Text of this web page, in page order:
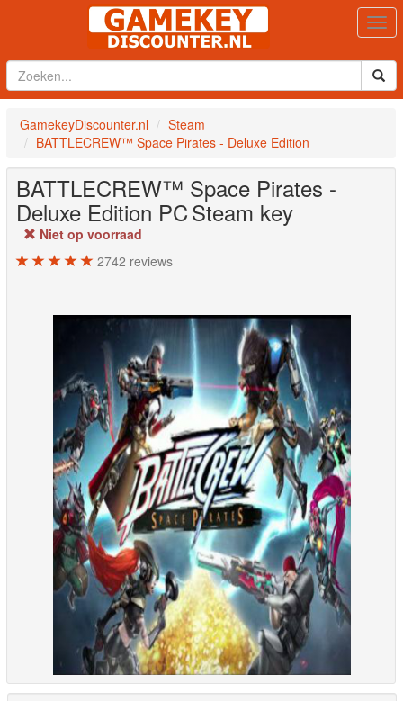
GamekeyDiscounter.nl
Steam
BATTLECREW™ Space Pirates - Deluxe Edition
BATTLECREW™ Space Pirates -
Deluxe Edition PCSteam key
Niet op voorraad
2742 reviews